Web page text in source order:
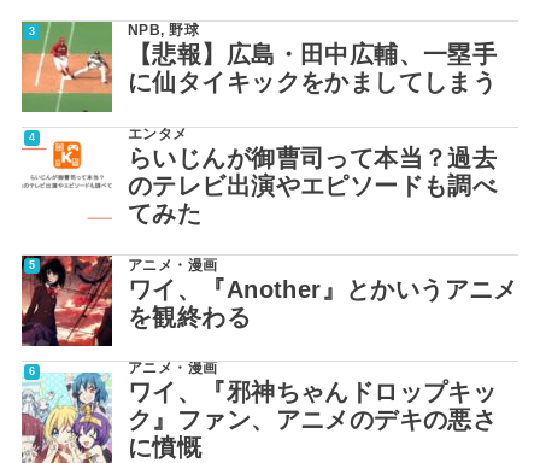
NPB,野球
【悲報】広島・田中広輔、一塁手
に仙タイキックをかましてしまう
エンタメ
らいじんが御曹司って本当？過去
のテレビ出演やエピソードも調べ
てみた
アニメ・漫画
ワイ、『Another』とかいうアニメ
を観終わる
アニメ・漫画
ワイ、『邪神ちゃんドロップキッ
ク』ファン、アニメのデキの悪さ
に憤慨